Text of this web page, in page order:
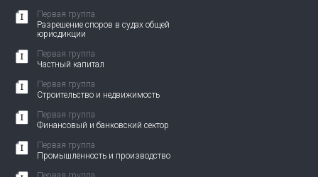
Первая группа
Разрешение споров в судах общей
юрисдикции
Первая группа
Частный капитал
Первая группа
Строительство и недвижимость
Первая группа
Финансовый и банковский сектор
Первая группа
Промышленность и производство